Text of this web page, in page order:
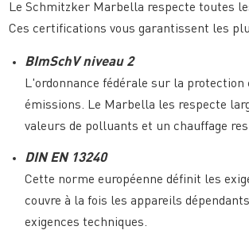
Le Schmitzker Marbella respecte toutes
Ces certifications vous garantissent les
BImSchV niveau 2
L'ordonnance fédérale sur la
émissions. Le Marbella les respecte
valeurs de polluants et un chauffage
DIN EN 13240
Cette norme européenne définit les
couvre à la fois les appareils
exigences techniques.